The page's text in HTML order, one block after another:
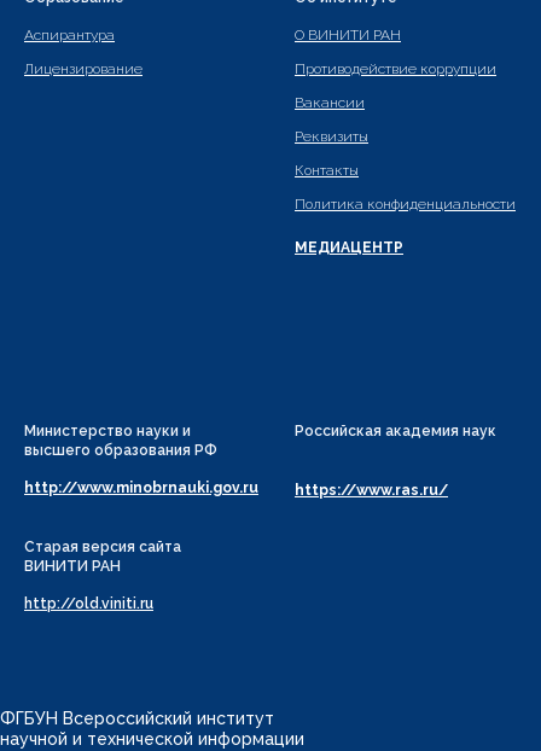
Аспирантура
Лицензирование
О ВИНИТИ РАН
Противодействие коррупции
Вакансии
Реквизиты
Контакты
Политика конфиденциальности
МЕДИАЦЕНТР
Министерство науки и
высшего образования РФ
http://www.minobrnauki.gov.ru
Российская академия наук
https://www.ras.ru/
Старая версия сайта
ВИНИТИ РАН
http://old.viniti.ru
ФГБУН Всероссийский институт
научной и технической информации